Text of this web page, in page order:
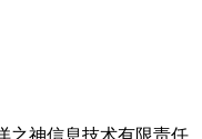
之神信息技术有限责任